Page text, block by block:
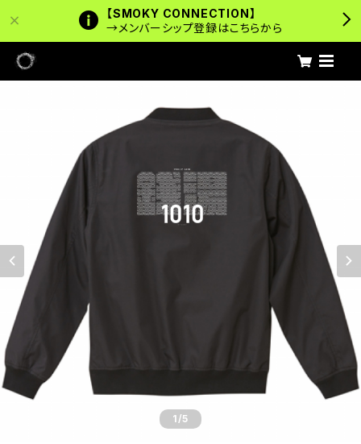
【SMOKY CONNECTION】
→メンバーシップ登録はこちらから
1/5